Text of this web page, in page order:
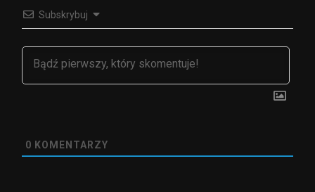
Subskrybuj
0 KOMENTARZY